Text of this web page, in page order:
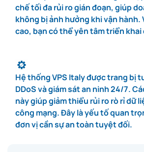
chế tối đa rủi ro gián đoạn, giúp
không bị ảnh hưởng khi vận hành.
cao, bạn có thể yên tâm triển khai
Hệ thống VPS Italy được trang bị
DDoS và giám sát an ninh 24/7.
này giúp giảm thiểu rủi ro rò rỉ dữ
công mạng. Đây là yếu tố quan
đơn vị cần sự an toàn tuyệt đối.